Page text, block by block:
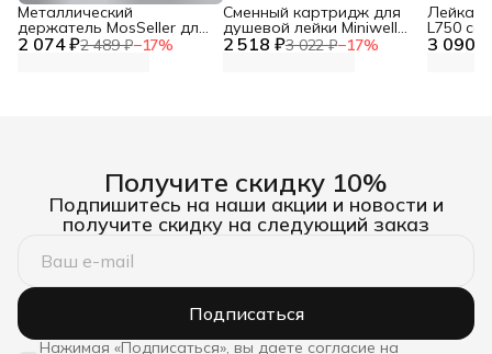
2 074 ₽2 489 ₽−17%
Металлический
держатель MosSeller для
смартфона с 2 518 ₽3 022 ₽−17%
Сменный картридж для
душевой лейки Miniwell
L750, угольный 3 090 ₽
Лейка
L750 со
Получите скидку 10%
Подпишитесь на наши акции и новости и
получите скидку на следующий заказ
Подписаться
Нажимая «Подписаться», вы даете согласие на